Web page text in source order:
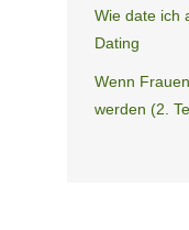
Wie date ich
Dating
Wenn
werden (2.